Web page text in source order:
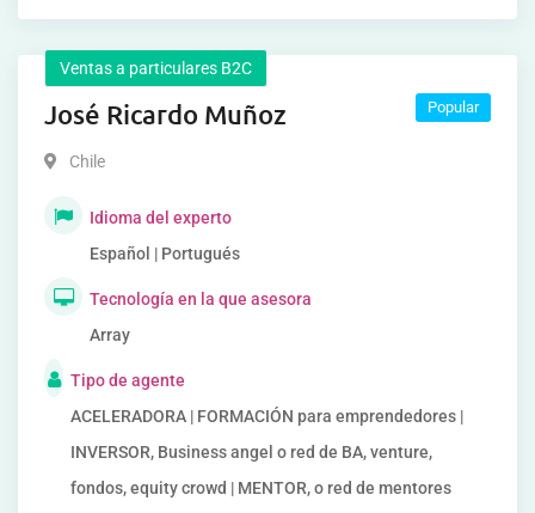
Ventas a particulares B2C
José Ricardo Muñoz Popular
Chile
Idioma del experto
Español | Portugués
Tecnología en la que asesora
Array
Tipo de agente
ACELERADORA | FORMACIÓN para emprendedores |
INVERSOR, Business angel o red de BA, venture,
fondos, equity crowd | MENTOR, o red de mentores